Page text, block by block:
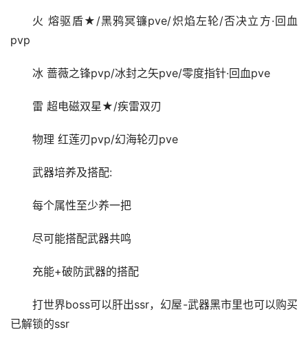
火 熔驱盾★/黑鸦冥镰pve/炽焰左轮/否决立方·回血
pvp
冰 蔷薇之锋pvp/冰封之矢pve/零度指针·回血pve
雷 超电磁双星★/疾雷双刃
物理 红莲刃pvp/幻海轮刃pve
武器培养及搭配:
每个属性至少养一把
尽可能搭配武器共鸣
充能+破防武器的搭配
打世界boss可以肝出ssr，幻屋-武器黑市里也可以购买
已解锁的ssr